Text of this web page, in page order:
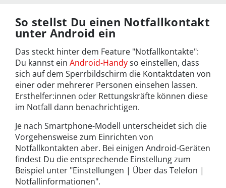
So stellst Du einen Notfallkontakt
unter Android ein
Das steckt hinter dem Feature "Notfallkontakte":
Du kannst ein Android-Handyso einstellen, dass
sich auf dem Sperrbildschirm die Kontaktdaten von
einer oder mehrerer Personen einsehen lassen.
Ersthelfer:innen oder Rettungskräfte können diese
im Notfall dann benachrichtigen.
Je nach Smartphone-Modell unterscheidet sich die
Vorgehensweise zum Einrichten von
Notfallkontakten aber. Bei einigen Android-Geräten
findest Du die entsprechende Einstellung zum
Beispiel unter "Einstellungen | Über das Telefon |
Notfallinformationen".